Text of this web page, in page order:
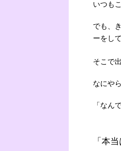
いつも
でも、
ーをし
そこで
なにや
「なん
「本